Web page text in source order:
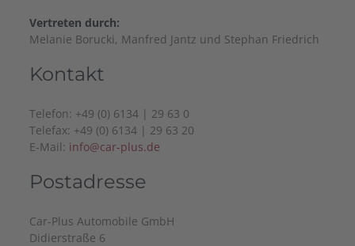
Vertreten durch:
Melanie Borucki, Manfred Jantz und Stephan Friedrich
Kontakt
Telefon: +49 (0) 6134 | 29 63 0
Telefax: +49 (0) 6134 | 29 63 20
E-Mail: info@car-plus.de
Postadresse
Car-Plus Automobile GmbH
Didierstraße 6